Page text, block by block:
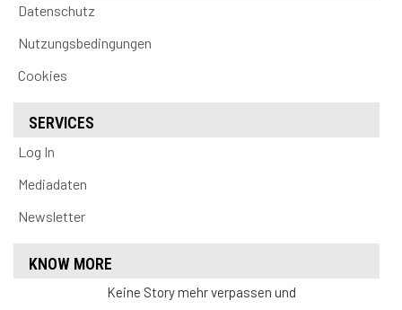
Datenschutz
Nutzungsbedingungen
Cookies
SERVICES
Log In
Mediadaten
Newsletter
KNOW MORE
Keine Story mehr verpassen und